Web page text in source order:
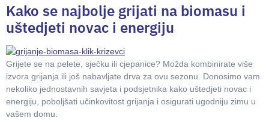
Kako se najbolje grijati na biomasu i
uštedjeti novac i energiju
Grijete se na pelete, sječku ili cjepanice? Možda kombinirate više
izvora grijanja ili još nabavljate drva za ovu sezonu. Donosimo vam
nekoliko jednostavnih savjeta i podsjetnika kako uštedjeti novac i
energiju, poboljšati učinkovitost grijanja i osigurati ugodniju zimu u
vašem domu.